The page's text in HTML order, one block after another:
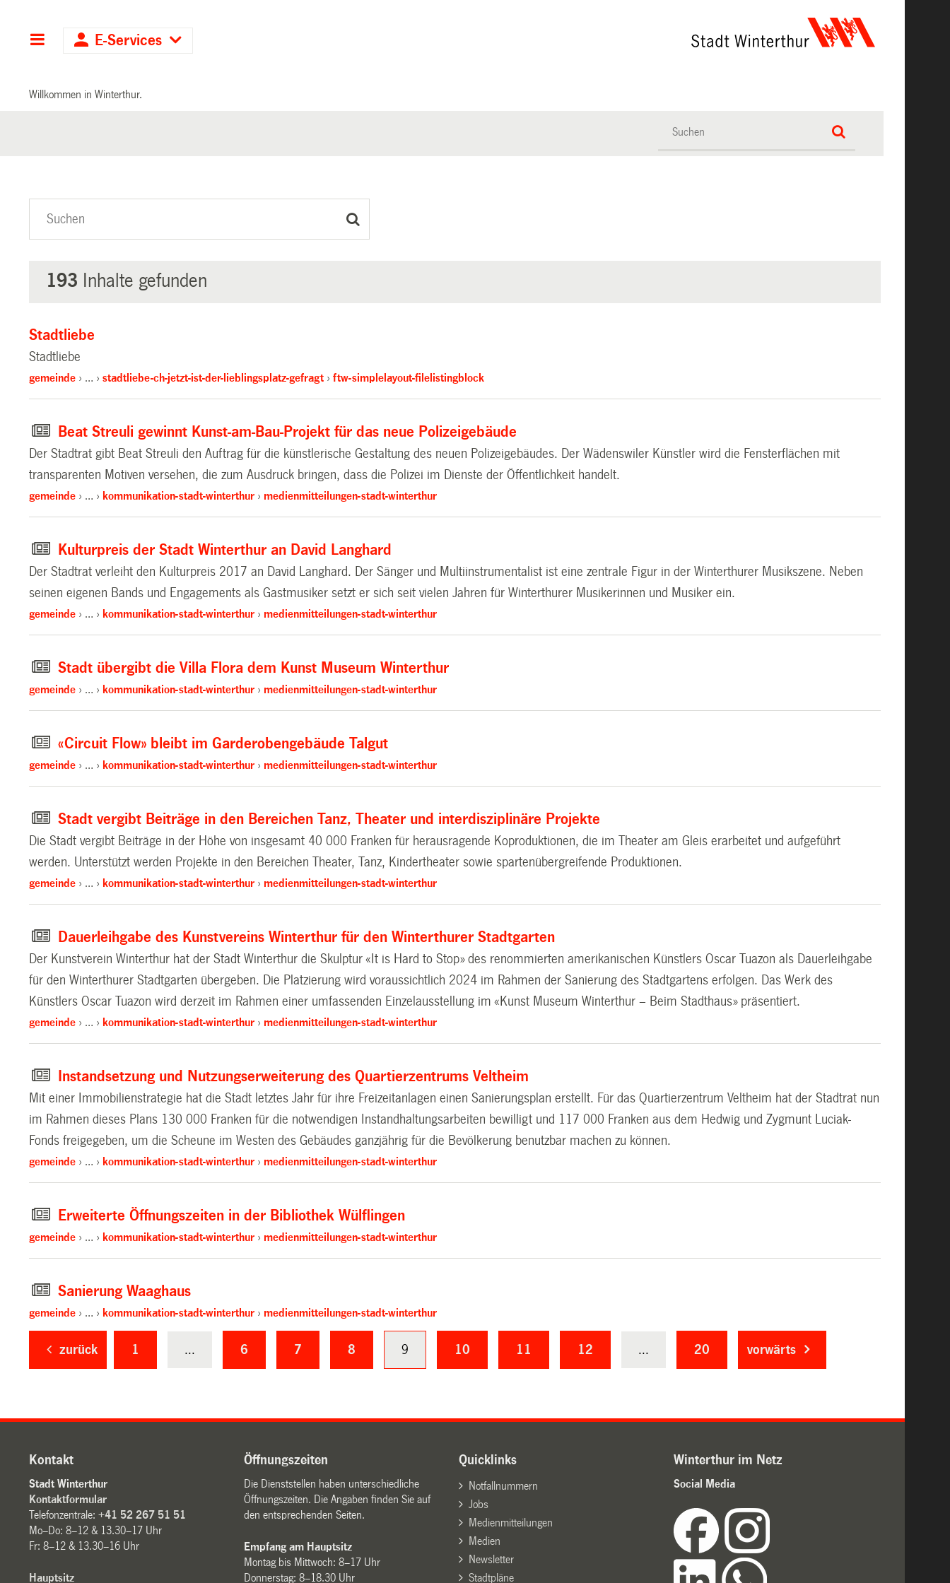
Hauptnavigation
E-Services
Willkommen in Winterthur.
193 Inhalte gefunden
Stadtliebe
Stadtliebe
gemeinde … stadtliebe-ch-jetzt-ist-der-lieblingsplatz-gefragt ftw-simplelayout-filelistingblock
Beat Streuli gewinnt Kunst-am-Bau-Projekt für das neue Polizeigebäude
Der Stadtrat gibt Beat Streuli den Auftrag für die künstlerische Gestaltung des neuen Polizeigebäudes. Der Wädenswiler Künstler wird die Fensterflächen mit
transparenten Motiven versehen, die zum Ausdruck bringen, dass die Polizei im Dienste der Öffentlichkeit handelt.
gemeinde … kommunikation-stadt-winterthur medienmitteilungen-stadt-winterthur
Kulturpreis der Stadt Winterthur an David Langhard
Der Stadtrat verleiht den Kulturpreis 2017 an David Langhard. Der Sänger und Multiinstrumentalist ist eine zentrale Figur in der Winterthurer Musikszene. Neben
seinen eigenen Bands und Engagements als Gastmusiker setzt er sich seit vielen Jahren für Winterthurer Musikerinnen und Musiker ein.
gemeinde … kommunikation-stadt-winterthur medienmitteilungen-stadt-winterthur
Stadt übergibt die Villa Flora dem Kunst Museum Winterthur
gemeinde … kommunikation-stadt-winterthur medienmitteilungen-stadt-winterthur
«Circuit Flow» bleibt im Garderobengebäude Talgut
gemeinde … kommunikation-stadt-winterthur medienmitteilungen-stadt-winterthur
Stadt vergibt Beiträge in den Bereichen Tanz, Theater und interdisziplinäre Projekte
Die Stadt vergibt Beiträge in der Höhe von insgesamt 40 000 Franken für herausragende Koproduktionen, die im Theater am Gleis erarbeitet und aufgeführt
werden. Unterstützt werden Projekte in den Bereichen Theater, Tanz, Kindertheater sowie spartenübergreifende Produktionen.
gemeinde … kommunikation-stadt-winterthur medienmitteilungen-stadt-winterthur
Dauerleihgabe des Kunstvereins Winterthur für den Winterthurer Stadtgarten
Der Kunstverein Winterthur hat der Stadt Winterthur die Skulptur «It is Hard to Stop» des renommierten amerikanischen Künstlers Oscar Tuazon als Dauerleihgabe
für den Winterthurer Stadtgarten übergeben. Die Platzierung wird voraussichtlich 2024 im Rahmen der Sanierung des Stadtgartens erfolgen. Das Werk des
Künstlers Oscar Tuazon wird derzeit im Rahmen einer umfassenden Einzelausstellung im «Kunst Museum Winterthur – Beim Stadthaus» präsentiert.
gemeinde … kommunikation-stadt-winterthur medienmitteilungen-stadt-winterthur
Instandsetzung und Nutzungserweiterung des Quartierzentrums Veltheim
Mit einer Immobilienstrategie hat die Stadt letztes Jahr für ihre Freizeitanlagen einen Sanierungsplan erstellt. Für das Quartierzentrum Veltheim hat der Stadtrat nun
im Rahmen dieses Plans 130 000 Franken für die notwendigen Instandhaltungsarbeiten bewilligt und 117 000 Franken aus dem Hedwig und Zygmunt Luciak-
Fonds freigegeben, um die Scheune im Westen des Gebäudes ganzjährig für die Bevölkerung benutzbar machen zu können.
gemeinde … kommunikation-stadt-winterthur medienmitteilungen-stadt-winterthur
Erweiterte Öffnungszeiten in der Bibliothek Wülflingen
gemeinde … kommunikation-stadt-winterthur medienmitteilungen-stadt-winterthur
Sanierung Waaghaus
gemeinde … kommunikation-stadt-winterthur medienmitteilungen-stadt-winterthur
zurück 1 ... 6 7 8 9 10 11 12 ... 20 vorwärts
Kontakt
Stadt Winterthur
Kontaktformular
Telefonzentrale:+41 52 267 51 51
Mo–Do: 8–12 & 13.30–17 Uhr
Fr: 8–12 & 13.30–16 Uhr
Hauptsitz
Öffnungszeiten
Die Dienststellen haben unterschiedliche
Öffnungszeiten. Die Angaben finden Sie auf
den entsprechenden Seiten.
Empfang am Hauptsitz
Montag bis Mittwoch: 8–17 Uhr
Donnerstag: 8–18.30 Uhr
Quicklinks
Notfallnummern
Jobs
Medienmitteilungen
Medien
Newsletter
Stadtpläne
Winterthur im Netz
Social Media